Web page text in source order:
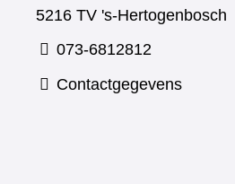
5216 TV 's-Hertogenbosch
073-6812812
Contactgegevens